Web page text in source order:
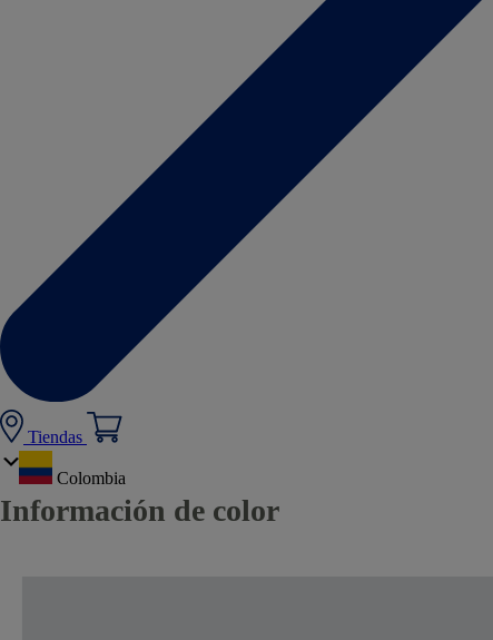
Tiendas
Colombia
Información de color